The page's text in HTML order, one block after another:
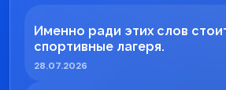
Именно ради этих слов
спортивные лагеря.
28.07.2026